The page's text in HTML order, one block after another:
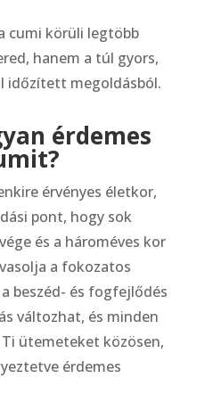
cumi körüli legtöbb
hanem a túl gyors,
időzített megoldásból.
érdemes
érvényes életkor,
pont, hogy sok
és a hároméves kor
a fokozatos
beszéd- és fogfejlődés
változhat, és minden
ütemeteket közösen,
érdemes